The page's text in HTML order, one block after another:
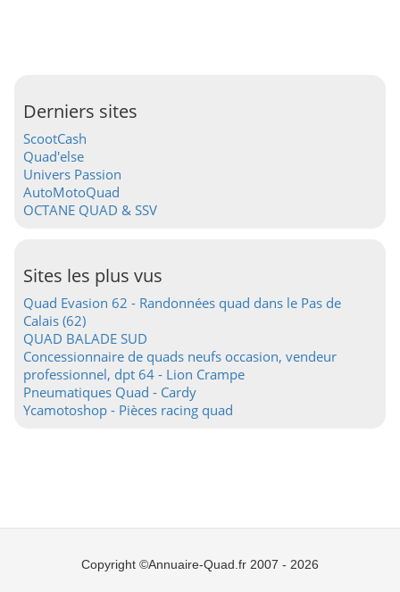
Derniers sites
ScootCash
Quad'else
Univers Passion
AutoMotoQuad
OCTANE QUAD & SSV
Sites les plus vus
Quad Evasion 62 - Randonnées quad dans le Pas de
Calais (62)
QUAD BALADE SUD
Concessionnaire de quads neufs occasion, vendeur
professionnel, dpt 64 - Lion Crampe
Pneumatiques Quad - Cardy
Ycamotoshop - Pièces racing quad
Copyright ©Annuaire-Quad.fr 2007 - 2026